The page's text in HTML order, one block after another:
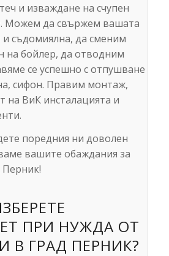
и изваждане на счупен
Можем да свържем вашата
и съдомиялна, да сменим
на бойлер, да отводним
се успешно с отпушване
сифон. Правим монтаж,
на ВиК инсталацията и
поредния ни доволен
вашите обаждания за
Перник!
ПРИ НУЖДА ОТ
В ГРАД ПЕРНИК?